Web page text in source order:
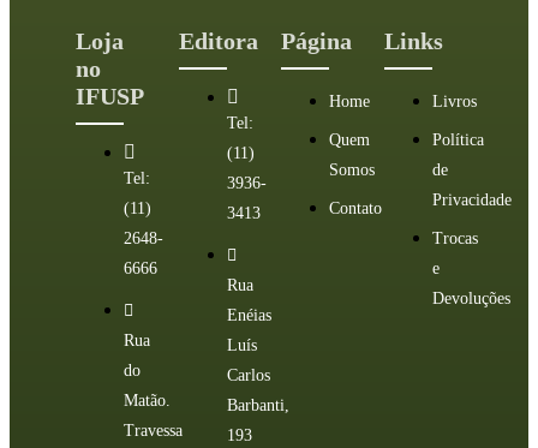
Loja
no
IFUSP
Tel:
(11)
2648-
6666
Rua
do
Matão.
Travessa
Editora
Tel:
(11)
3936-
3413
Rua
Enéias
Luís
Carlos
Barbanti,
193
Página
Home
Quem
Somos
Contato
Links
Livros
Política
de
Privacidade
Trocas
e
Devoluções